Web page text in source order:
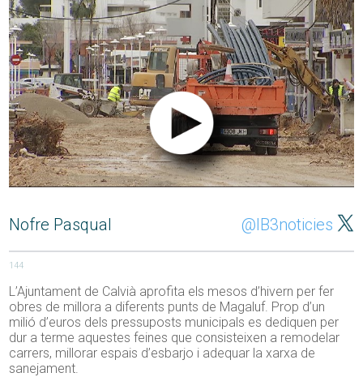
Nofre Pasqual @IB3noticies
144
L’Ajuntament de Calvià aprofita els mesos d’hivern per fer
obres de millora a diferents punts de Magaluf. Prop d’un
milió d’euros dels pressuposts municipals es dediquen per
dur a terme aquestes feines que consisteixen a remodelar
carrers, millorar espais d’esbarjo i adequar la xarxa de
sanejament.